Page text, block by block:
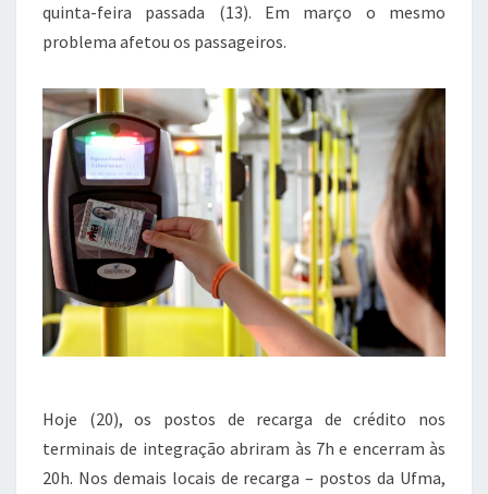
o
p
quinta-feira passada (13). Em março o mesmo
problema afetou os passageiros.
Hoje (20), os postos de recarga de crédito nos
terminais de integração abriram às 7h e encerram às
20h. Nos demais locais de recarga – postos da Ufma,